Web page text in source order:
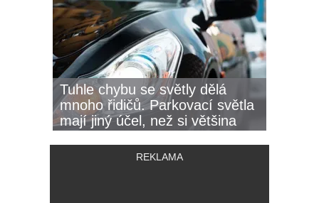
Tuhle chybu se světly dělá
mnoho řidičů. Parkovací světla
mají jiný účel, než si většina